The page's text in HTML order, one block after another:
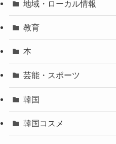
地域・ローカル情報
教育
本
芸能・スポーツ
韓国
韓国コスメ